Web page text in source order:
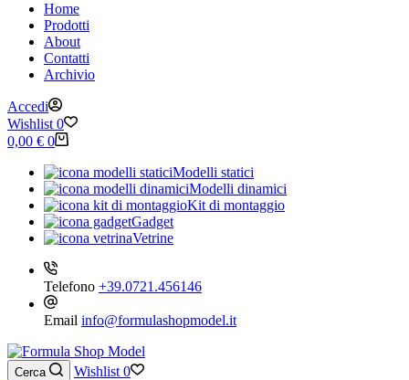
risultatoHome
Prodotti
About
Contatti
Archivio
Accedi
Wishlist 0
Carrello
0,00 € 0
Modelli statici
Modelli dinamici
Kit di montaggio
Gadget
Vetrine
Telefono +39.0721.456146
Email info@formulashopmodel.it
Cerca Wishlist 0